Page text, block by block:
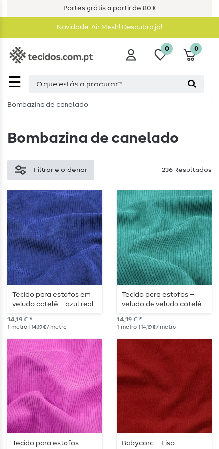
Portes grátis a partir de 80 €
Novidade: Air Mesh! Descubra já!
☰
0 0
Bombazina de canelado
Bombazina de canelado
Filtrar e ordenar 236 Resultados
Tecido para estofos em
veludo cotelê – azul real
14,19 € *
1 metro | 14,19 € / metro
Tecido para estofos –
veludo de veludo cotelê
em turquesa escuro
profundo
14,19 € *
1 metro | 14,19 € / metro
Tecido para estofos –
Babycord – Liso,